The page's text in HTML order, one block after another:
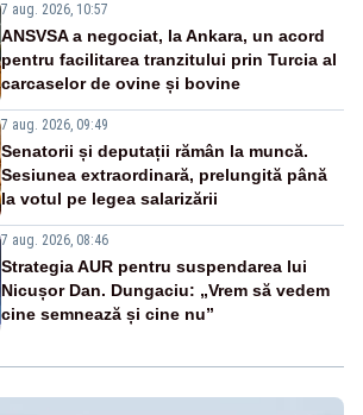
7 aug. 2026, 10:57
ANSVSA a negociat, la Ankara, un acord
pentru facilitarea tranzitului prin Turcia al
carcaselor de ovine și bovine
7 aug. 2026, 09:49
Senatorii și deputații rămân la muncă.
Sesiunea extraordinară, prelungită până
la votul pe legea salarizării
7 aug. 2026, 08:46
Strategia AUR pentru suspendarea lui
Nicușor Dan. Dungaciu: „Vrem să vedem
cine semnează și cine nu”